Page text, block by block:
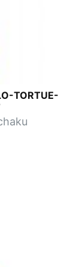
TORTUE-